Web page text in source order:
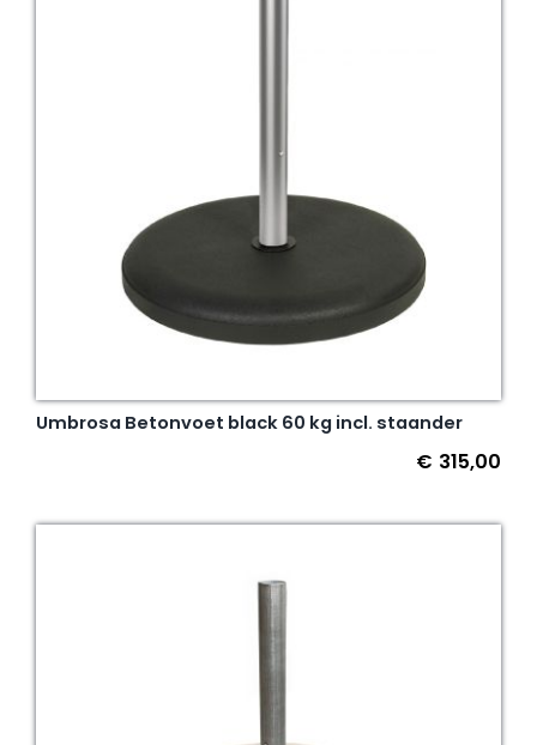
Umbrosa Betonvoet black 60 kg incl. staander
€ 315,00